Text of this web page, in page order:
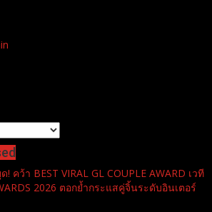
COUNTDOWN 2026 MONOMAX” ขน
ท็อป ระเบิดความมันส์สนั่นหาด ดันกระแสแรง